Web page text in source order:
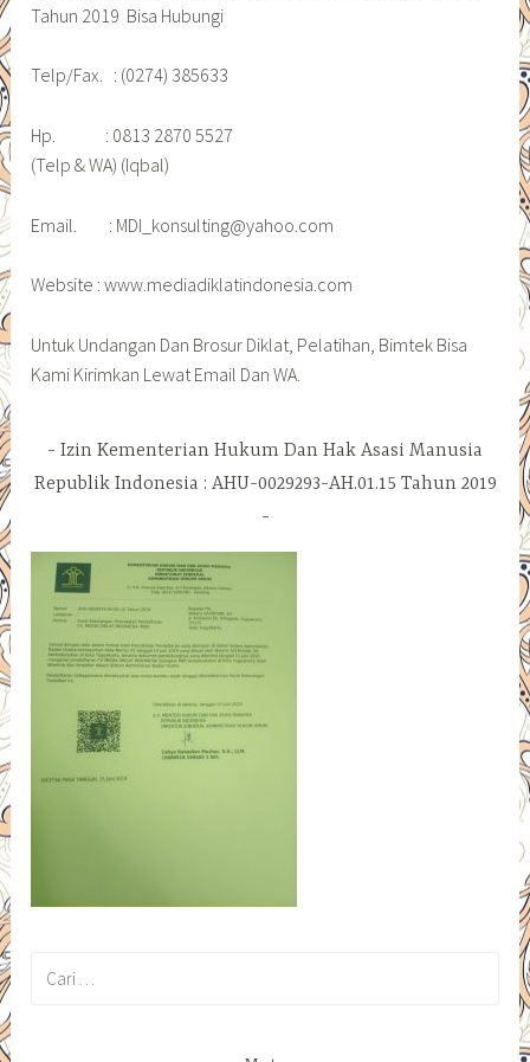
Tahun 2019 Bisa Hubungi
Telp/Fax. : (0274) 385633
Hp. : 0813 2870 5527
(Telp & WA) (Iqbal)
Email. : MDI_konsulting@yahoo.com
Website : www.mediadiklatindonesia.com
Untuk Undangan Dan Brosur Diklat, Pelatihan, Bimtek Bisa
Kami Kirimkan Lewat Email Dan WA.
Izin Kementerian Hukum Dan Hak Asasi Manusia
Republik Indonesia : AHU-0029293-AH.01.15 Tahun 2019